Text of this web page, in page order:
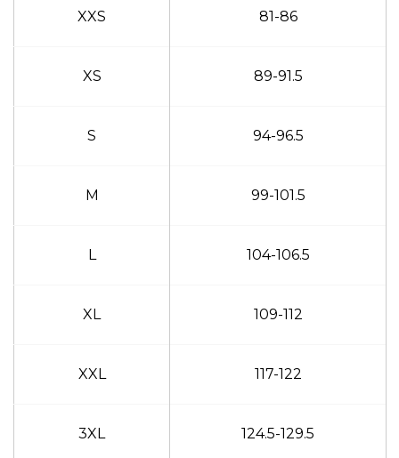
XXS 81-86
XS 89-91.5
S 94-96.5
M 99-101.5
L 104-106.5
XL 109-112
XXL 117-122
3XL 124.5-129.5